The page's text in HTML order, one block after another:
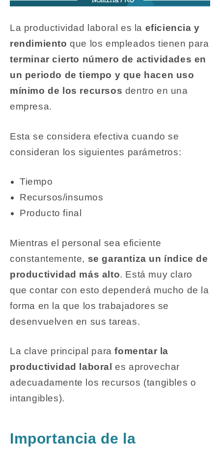
La productividad laboral es la eficiencia y
rendimiento que los empleados tienen para
terminar cierto número de actividades en
un periodo de tiempo y que hacen uso
mínimo de los recursos dentro en una
empresa.
Esta se considera efectiva cuando se
consideran los siguientes parámetros:
Tiempo
Recursos/insumos
Producto final
Mientras el personal sea eficiente
constantemente, se garantiza un índice de
productividad más alto. Está muy claro
que contar con esto dependerá mucho de la
forma en la que los trabajadores se
desenvuelven en sus tareas.
La clave principal parafomentar la
productividad laboral es aprovechar
adecuadamente los recursos (tangibles o
intangibles).
Importancia de la